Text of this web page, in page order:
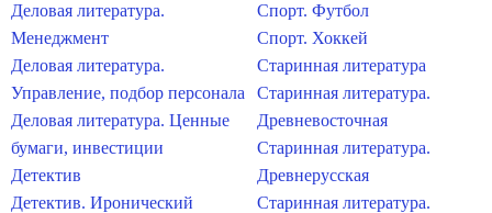
Деловая литература.
Менеджмент
Деловая литература.
Управление, подбор персонала
Деловая литература. Ценные
бумаги, инвестиции
Детектив
Детектив. Иронический
Спорт. Футбол
Спорт. Хоккей
Старинная литература
Старинная литература.
Древневосточная
Старинная литература.
Древнерусская
Старинная литература.